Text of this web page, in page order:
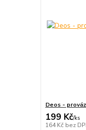
Deos -
199 Kč/ks
164 Kč bez